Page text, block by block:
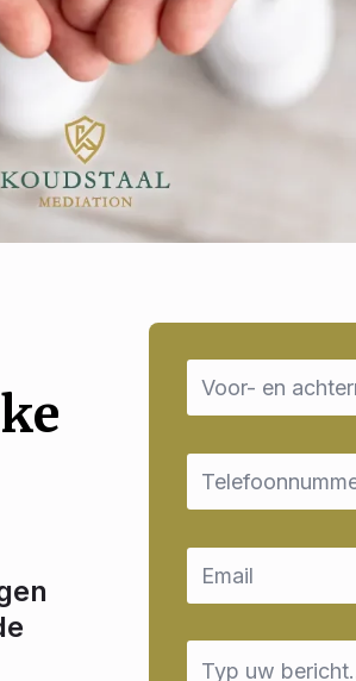
Name
*
Email
Email
Message